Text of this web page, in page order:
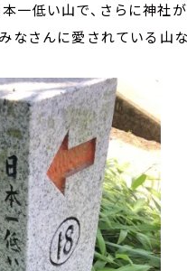
一低い山で、さらに神社
なさんに愛されている山